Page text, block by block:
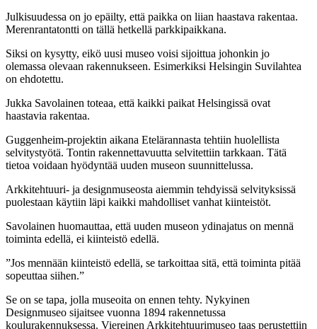
Julkisuudessa on jo epäilty, että paikka on liian haastava rakentaa.
Merenrantatontti on tällä hetkellä parkkipaikkana.
Siksi on kysytty, eikö uusi museo voisi sijoittua johonkin jo
olemassa olevaan rakennukseen. Esimerkiksi Helsingin Suvilahtea
on ehdotettu.
Jukka Savolainen toteaa, että kaikki paikat Helsingissä ovat
haastavia rakentaa.
Guggenheim-projektin aikana Etelärannasta tehtiin huolellista
selvitystyötä. Tontin rakennettavuutta selvitettiin tarkkaan. Tätä
tietoa voidaan hyödyntää uuden museon suunnittelussa.
Arkkitehtuuri- ja designmuseosta aiemmin tehdyissä selvityksissä
puolestaan käytiin läpi kaikki mahdolliset vanhat kiinteistöt.
Savolainen huomauttaa, että uuden museon ydinajatus on mennä
toiminta edellä, ei kiinteistö edellä.
”Jos mennään kiinteistö edellä, se tarkoittaa sitä, että toiminta pitää
sopeuttaa siihen.”
Se on se tapa, jolla museoita on ennen tehty. Nykyinen
Designmuseo sijaitsee vuonna 1894 rakennetussa
koulurakennuksessa. Viereinen Arkkitehtuurimuseo taas perustettiin